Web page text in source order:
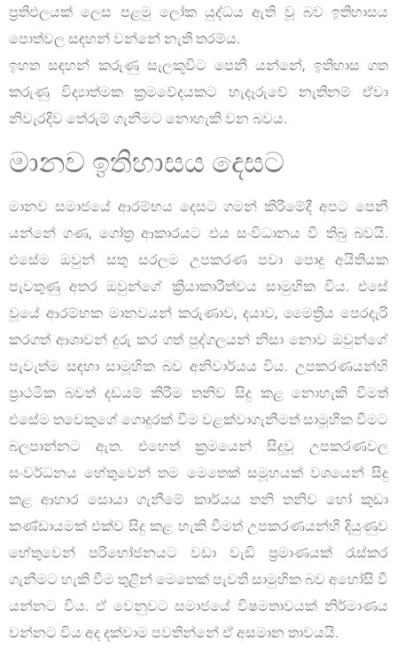
ප්‍රතිඵලයක් ලෙස පළමු ලෝක යුද්ධය ඇති වූ බව ඉතිහාසය
පොත්වල සඳහන් වන්නේ නැති තරම්ය.
ඉහත සඳහන් කරුණු සැලකූවිට පෙනී යන්නේ, ඉතිහාස ගත
කරුණු විද්‍යාත්මක ක්‍රමවේදයකට හැදෑරුවේ නැතිනම් ඒවා
නිවැරදිව තේරුම් ගැනීමට නොහැකි වන බවය.
මානව ඉතිහාසය දෙසට
මානව සමාජයේ ආරම්භය දෙසට ගමන් කිරීමේදී අපට පෙනී
යන්නේ ගණ, ගෝත්‍ර ආකාරයට එය සංවිධානය වී තිබු බවයි.
එසේම ඔවුන් සතු සරලම උපකරණ පවා පොදු අයිතියක
පැවතුණු අතර ඔවුන්ගේ ක්‍රියාකාරීත්වය සාමුහික විය. එසේ
වූයේ ආරම්භක මානවයන් කරුණාව, දයාව, මෛත්‍රිය පෙරදැරි
කරගත් ආශාවන් දුරු කර ගත් පුද්ගලයන් නිසා නොව ඔවුන්ගේ
පැවැත්ම සඳහා සාමූහික බව අනිවාර්යය විය. උපකරණයන්හි
ප්‍රාථමික බවත් දඩයම් කිරීම තනිව සිදු කළ නොහැකි වීමත්
එසේම තවෙකුගේ ගොදුරක් වීම වළක්වාගැනීමත් සාමූහික වීමට
බලපාන්නට ඇත. එහෙත් ක්‍රමයෙන් සිදුවූ උපකරණවල
සංවර්ධනය හේතුවෙන් තම මෙතෙක් සමූහයක් වශයෙන් සිදු
කළ ආහාර සොයා ගැනීමේ කාර්යය තනි තනිව හෝ කුඩා
කණ්ඩායමක් එක්ව සිදු කළ හැකි වීමත් උපකරණයන්හි දියුණුව
හේතුවෙන් පරිභෝජනයට වඩා වැඩි ප්‍රමාණයක් රැස්කර
ගැනීමට හැකි වීම තුළින් මෙතෙක් පැවති සාමුහික බව අහෝසි වී
යන්නට විය. ඒ වෙනුවට සමාජයේ විෂමතාවයක් නිර්මාණය
වන්නට විය අද දක්වාම පවතින්නේ ඒ අසමාන තාවයයි.